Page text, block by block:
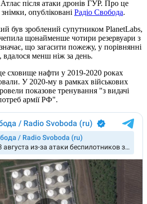
Атлас після атаки дронів ГУР. Про це
опубліковані Радіо Свобода.
був зроблений супутником PlanetLabs,
щонайменше чотири резервуари з
що загасити пожежу, у порівнянні
менш ніж за день.
сховище нафти у 2019-2020 роках
У 2020-му в рамках військових
показове тренування "з видачі
армії РФ".